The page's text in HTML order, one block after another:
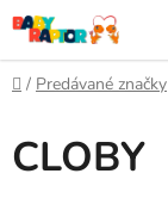
Prejsť
na
obsah
Domov
/ Predávané značky
CLOBY